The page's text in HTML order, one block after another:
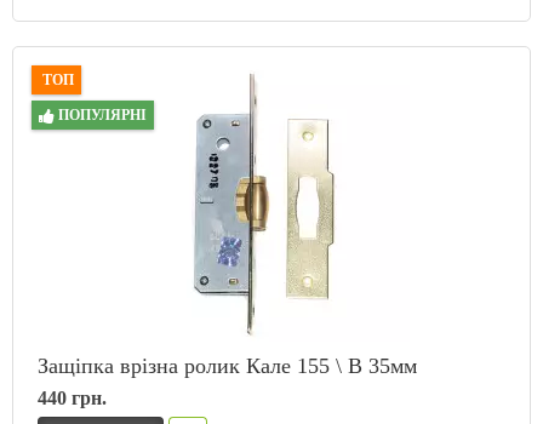
ТОП
ПОПУЛЯРНІ
Защіпка врізна ролик Кале 155 \ В 35мм
440 грн.